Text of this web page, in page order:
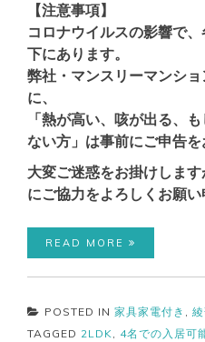
【注意事項】
コロナウイルスの影響で
下にあります。
弊社・マンスリーマンシ
に、
「熱が高い、咳が出る、
ない方」は事前にご申告を
大変ご迷惑をお掛けしま
にご協力をよろしくお願
READ MORE
POSTED IN 家具家電付き ,
TAGGED 2LDK, 4名での入居可